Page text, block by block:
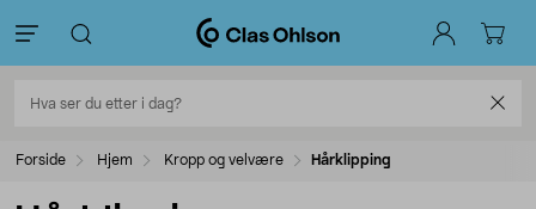
Forside Hjem Kropp og velvære Hårklipping